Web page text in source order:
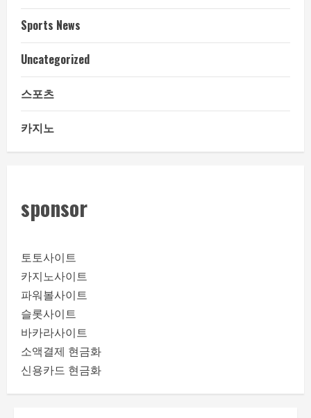
Sports News
Uncategorized
스포츠
카지노
sponsor
토토사이트
카지노사이트
파워볼사이트
슬롯사이트
바카라사이트
소액결제 현금화
신용카드 현금화